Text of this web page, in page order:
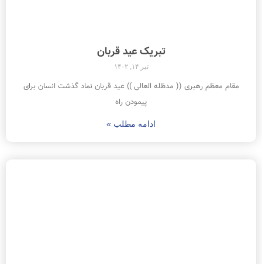
تبریک عید قربان
تیر ۱۴, ۱۴۰۲
مقام معظم رهبری (( مدظله العالی )) عید قربان نماد گذشت انسان برای
پیمودن راه
ادامه مطلب »